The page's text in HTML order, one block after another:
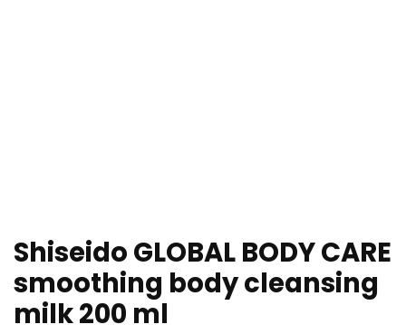
Shiseido GLOBAL BODY CARE
smoothing body cleansing
milk 200 ml